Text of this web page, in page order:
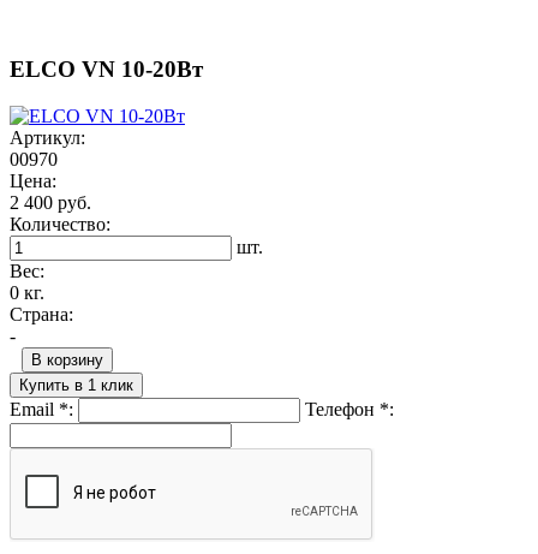
ELCO VN 10-20Вт
Артикул:
00970
Цена:
2 400 руб.
Количество:
шт.
Вес:
0 кг.
Страна:
-
В корзину
Купить в 1 клик
Email *: Телефон *: